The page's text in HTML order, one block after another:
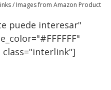
/ Images from Amazon Product
puede interesar"
class="interlink"]